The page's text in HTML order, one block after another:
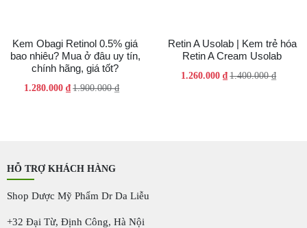
Kem Obagi Retinol 0.5% giá
bao nhiêu? Mua ở đâu uy tín,
chính hãng, giá tốt?
1.900.000₫
Giá
1.280.000 ₫ Giá
Retin A Usolab | Kem trẻ hóa
Retin A Cream Usolab
1.400.000₫
Giá
1.260.000 ₫ Giá
HỖ TRỢ KHÁCH HÀNG
Shop Dược Mỹ Phẩm Dr Da Liễu
+32 Đại Từ, Định Công, Hà Nội